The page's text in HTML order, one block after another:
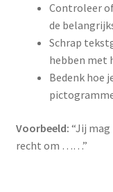
Controleer
de
Schrap
hebben met
Bedenk hoe
Voorbeeld: “Jij
recht om ……”